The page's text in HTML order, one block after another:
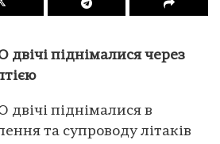
піднімалися через
піднімалися в
та супроводу літаків